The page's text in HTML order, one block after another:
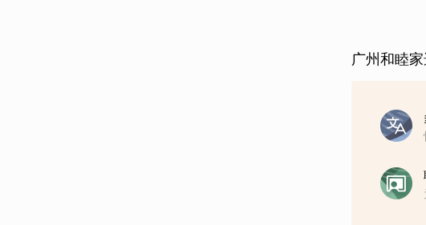
广州和睦